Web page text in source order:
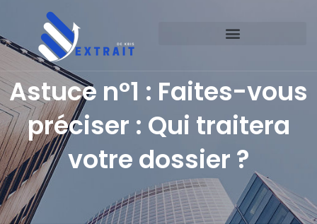
Astuce n°1 : Faites-vous
préciser : Qui traitera
votre dossier ?